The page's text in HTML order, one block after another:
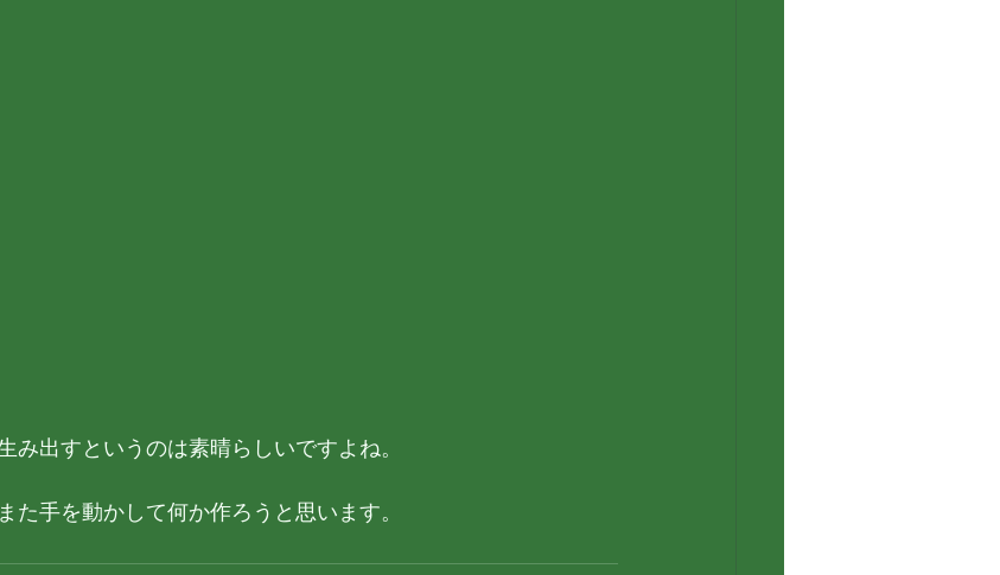
み出すというのは素晴らしいですよね。
た手を動かして何か作ろうと思います。